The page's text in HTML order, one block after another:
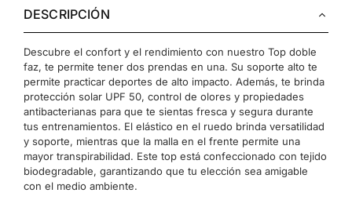
DESCRIPCIÓN
Descubre el confort y el rendimiento con nuestro Top doble
faz, te permite tener dos prendas en una. Su soporte alto te
permite practicar deportes de alto impacto. Además, te brinda
protección solar UPF 50, control de olores y propiedades
antibacterianas para que te sientas fresca y segura durante
tus entrenamientos. El elástico en el ruedo brinda versatilidad
y soporte, mientras que la malla en el frente permite una
mayor transpirabilidad. Este top está confeccionado con tejido
biodegradable, garantizando que tu elección sea amigable
con el medio ambiente.